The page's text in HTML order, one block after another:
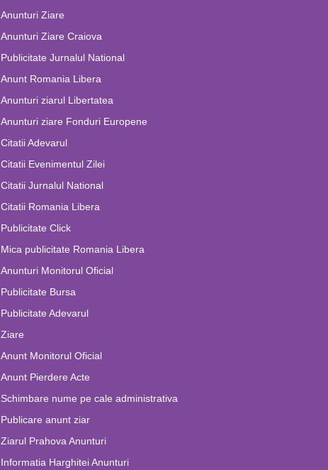
Anunturi Ziare
Anunturi Ziare Craiova
Publicitate Jurnalul National
Anunt Romania Libera
Anunturi ziarul Libertatea
Anunturi ziare Fonduri Europene
Citatii Adevarul
Citatii Evenimentul Zilei
Citatii Jurnalul National
Citatii Romania Libera
Publicitate Click
Mica publicitate Romania Libera
Anunturi Monitorul Oficial
Publicitate Bursa
Publicitate Adevarul
Ziare
Anunt Monitorul Oficial
Anunt Pierdere Acte
Schimbare nume pe cale administrativa
Publicare anunt ziar
Ziarul Prahova Anunturi
Informatia Harghitei Anunturi